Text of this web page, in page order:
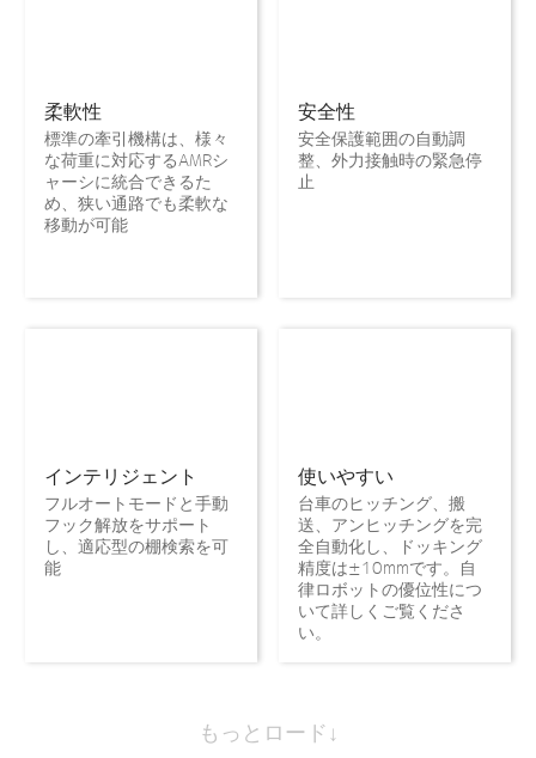
柔軟性
標準の牽引機構は、様々
な荷重に対応するAMRシ
ャーシに統合できるた
め、狭い通路でも柔軟な
移動が可能
安全性
安全保護範囲の自動調
整、外力接触時の緊急停
止
インテリジェント
フルオートモードと手動
フック解放をサポート
し、適応型の棚検索を可
能
使いやすい
台車のヒッチング、搬
送、アンヒッチングを完
全自動化し、ドッキング
精度は±10mmです。自
律ロボットの優位性につ
いて詳しくご覧くださ
い。
もっとロード↓